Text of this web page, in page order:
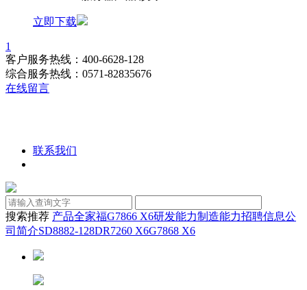
立即下载
1
客户服务热线：400-6628-128
综合服务热线：0571-82835676
在线留言
联系我们
搜索推荐 产品全家福G7866 X6研发能力制造能力招聘信息公
司简介SD8882-128DR7260 X6G7868 X6